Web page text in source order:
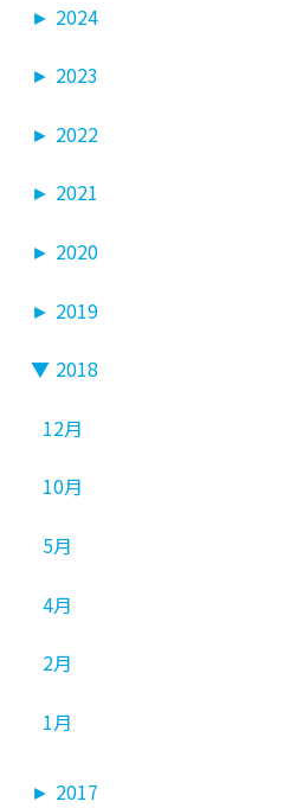
► 2024
► 2023
► 2022
► 2021
► 2020
► 2019
▼ 2018
12月
10月
5月
4月
2月
1月
► 2017